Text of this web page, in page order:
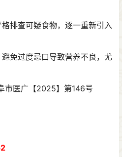
排查可疑食物，逐一重新引入
免过度忌口导致营养不良，尤
市医广【2025】第146号